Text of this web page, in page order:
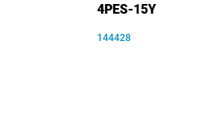
4PES-15Y
144428